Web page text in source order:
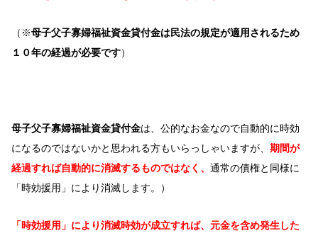
（※母子父子寡婦福祉資金貸付金は民法の規定が適用されるため
１０年の経過が必要です）
母子父子寡婦福祉資金貸付金は、公的なお金なので自動的に時効
になるのではないかと思われる方もいらっしゃいますが、 期間が
経過すれば自動的に消滅するものではなく、 通常の債権と同様に
「時効援用」により消滅します。）
「時効援用」により消滅時効が成立すれば、元金を含め発生した